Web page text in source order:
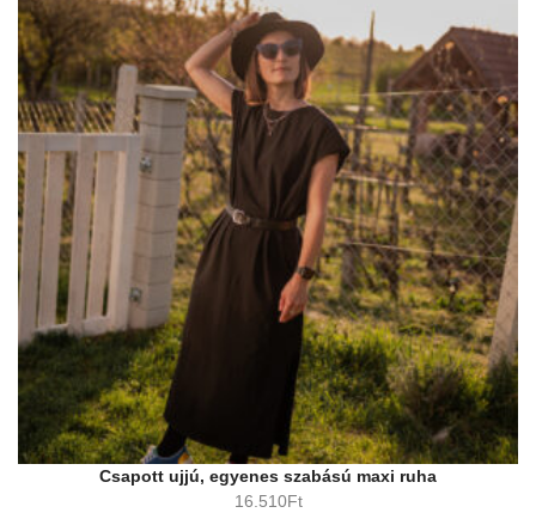
Csapott ujjú, egyenes szabású maxi ruha
16.510Ft